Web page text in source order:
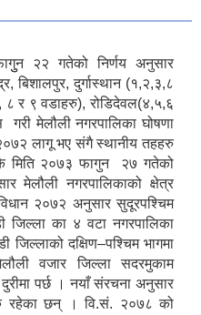
२२ गतेको निर्णय अनुसार
बिशालपुर, दुर्गास्थान (१,२,३,८
र ९ वडाहरु), रोडिदेवल(४,५,६
मेलौली नगरपालिका घोषणा
लागू भए संगै स्थानीय तहहरु
मिति २०७३ फागुन २७ गतेको
मेलौली नगरपालिकाको क्षेत्र
२०७२ अनुसार सुदूरपश्चिम
जिल्ला का ४ वटा नगरपालिका
जिल्लाको दक्षिण–पश्चिम भागमा
वजार जिल्ला सदरमुकाम
पर्छ । नयाँ संरचना अनुसार
रहेका छन् । वि.सं. २०७८ को